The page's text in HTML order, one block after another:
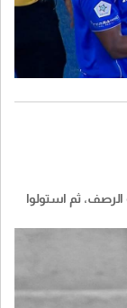
ثم استولوا